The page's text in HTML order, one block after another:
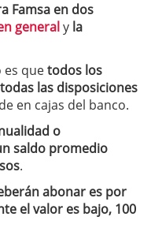
Famsa en dos
generaly la
es quetodos los
las disposiciones
en cajas del banco.
o
saldo promedio
.
abonar es por
el valor es bajo, 100